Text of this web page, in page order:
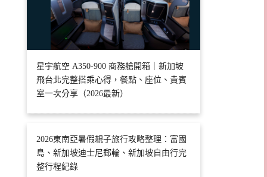
星宇航空 A350-900 商務艙開箱｜新加坡
飛台北完整搭乘心得，餐點、座位、貴賓
室一次分享（2026最新）
2026東南亞暑假親子旅行攻略整理：富國
島、新加坡迪士尼郵輪、新加坡自由行完
整行程紀錄